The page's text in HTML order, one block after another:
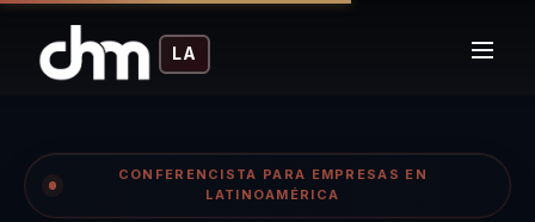
LA
CONFERENCISTA PARA EMPRESAS EN
LATINOAMÉRICA